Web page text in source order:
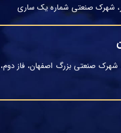
شهرک صنعتی بزرگ اصفهان، فاز دوم،